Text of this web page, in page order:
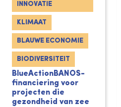
INNOVATIE
KLIMAAT
BLAUWE ECONOMIE
BIODIVERSITEIT
BlueActionBANOS-
financiering voor
projecten die
gezondheid van zee